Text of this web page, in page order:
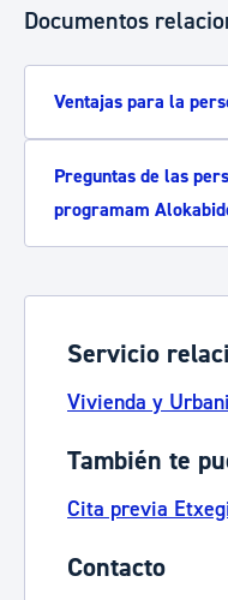
Documentos
Ventajas para la
Preguntas de las
programam
Servicio
Vivienda y
También te
Cita previa
Contacto